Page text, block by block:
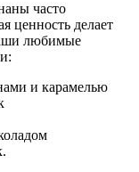
часто
ценность делает
любимые
и карамелью